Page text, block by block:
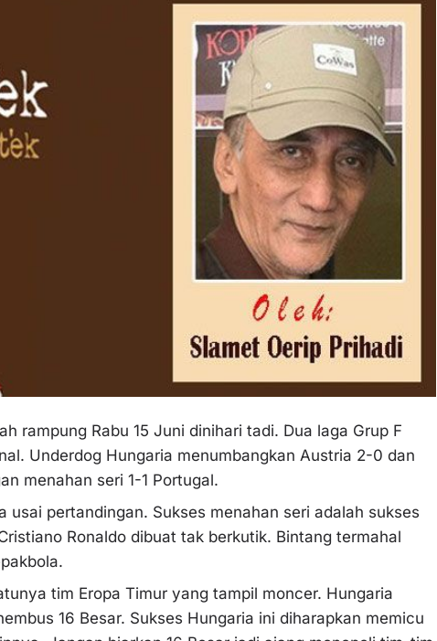
rampung Rabu 15 Juni dinihari tadi. Dua laga Grup F
Underdog Hungaria menumbangkan Austria 2-0 dan
menahan seri 1-1 Portugal.
usai pertandingan. Sukses menahan seri adalah sukses
Ronaldo dibuat tak berkutik. Bintang termahal
tim Eropa Timur yang tampil moncer. Hungaria
16 Besar. Sukses Hungaria ini diharapkan memicu